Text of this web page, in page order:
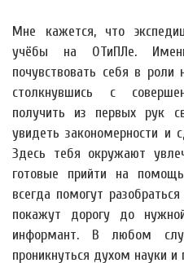
Мне кажется, что
учёбы на ОТиПЛе.
почувствовать себя в роли
столкнувшись с
получить из первых рук
увидеть закономерности и
Здесь тебя окружают
готовые прийти на
всегда помогут
покажут дорогу до
информант. В любом
проникнуться духом науки и